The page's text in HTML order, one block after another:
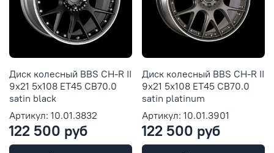
Диск колесный BBS CH-R II
9x21 5x108 ET45 CB70.0
satin black
Артикул: 10.01.3832
122 500 руб
Диск колесный BBS CH-R II
9x21 5x108 ET45 CB70.0
satin platinum
Артикул: 10.01.3901
122 500 руб